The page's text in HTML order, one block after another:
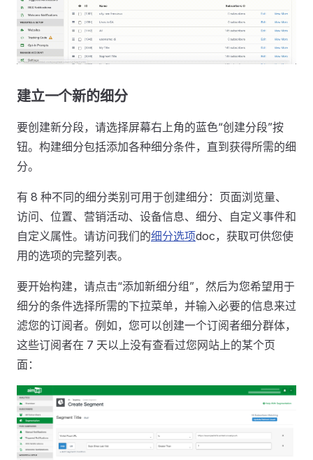
建立一个新的细分
要创建新分段，请选择屏幕右上角的蓝色“创建分段”按
钮。构建细分包括添加各种细分条件，直到获得所需的细
分。
有 8 种不同的细分类别可用于创建细分：页面浏览量、
访问、位置、营销活动、设备信息、细分、自定义事件和
自定义属性。请访问我们的细分选项doc，获取可供您使
用的选项的完整列表。
要开始构建，请点击“添加新细分组”，然后为您希望用于
细分的条件选择所需的下拉菜单，并输入必要的信息来过
滤您的订阅者。例如，您可以创建一个订阅者细分群体，
这些订阅者在 7 天以上没有查看过您网站上的某个页
面：